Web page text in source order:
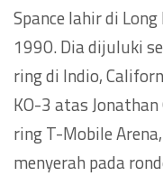
Spance lahir di
1990. Dia dijuluki
ring di Indio,
KO-3 atas
ring T-Mobile
menyerah pada